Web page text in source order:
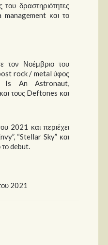
δραστηριότητες
management και το
τον Νοέμβριο του
rock / metal ύφος
Is An Astronaut,
τους Deftones και
2021 και περιέχει
“Stellar Sky” και
debut.
2021